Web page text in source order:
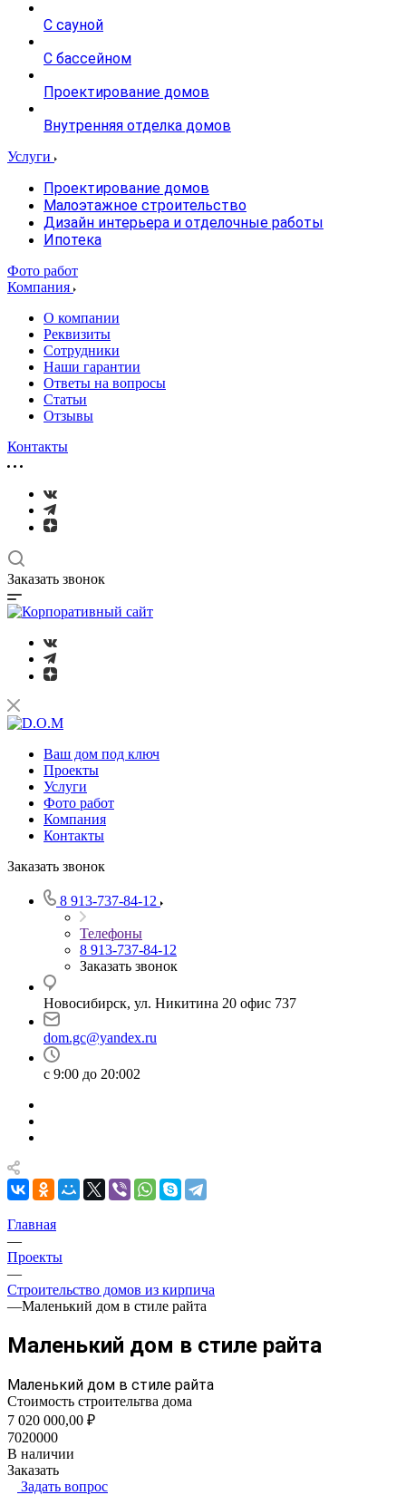
С сауной
С бассейном
Проектирование домов
Внутренняя отделка домов
Услуги
Проектирование домов
Малоэтажное строительство
Дизайн интерьера и отделочные работы
Ипотека
Фото работ
Компания
О компании
Реквизиты
Сотрудники
Наши гарантии
Ответы на вопросы
Статьи
Отзывы
Контакты
Заказать звонок
Ваш дом под ключ
Проекты
Услуги
Фото работ
Компания
Контакты
Заказать звонок
8 913-737-84-12
Телефоны
8 913-737-84-12
Заказать звонок
Новосибирск, ул. Никитина 20 офис 737
dom.gc@yandex.ru
с 9:00 до 20:002
Главная
—
Проекты
—
Строительство домов из кирпича
—Маленький дом в стиле райта
Маленький дом в стиле райта
Маленький дом в стиле райта
Стоимость строительтва дома
7 020 000,00 ₽
7020000
В наличии
Заказать
Задать вопрос